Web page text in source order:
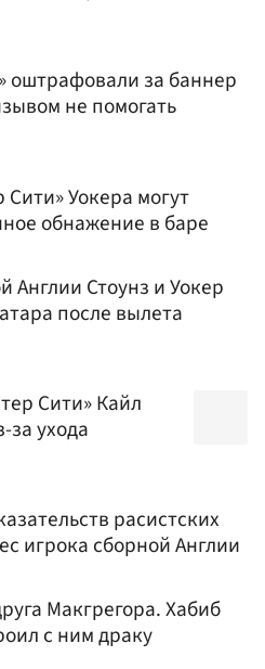
оштрафовали за баннер
не помогать
Уокера могут
обнажение в баре
Англии Стоунз и Уокер
после вылета
Сити» Кайл
за ухода
расистских
игрока сборной Англии
Макгрегора. Хабиб
с ним драку